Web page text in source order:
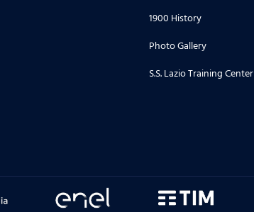
1900 History
Photo Gallery
S.S. Lazio Training Center